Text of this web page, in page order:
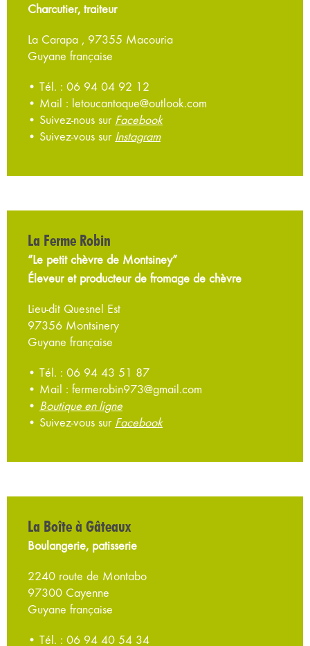
Charcutier, traiteur
La Carapa , 97355 Macouria
Guyane française
• Tél. : 06 94 04 92 12
• Mail : letoucantoque@outlook.com
• Suivez-nous sur Facebook
• Suivez-vous sur Instagram
La Ferme Robin
“Le petit chèvre de Montsiney”
Éleveur et producteur de fromage de chèvre
Lieu-dit Quesnel Est
97356 Montsinery
Guyane française
• Tél. : 06 94 43 51 87
• Mail : fermerobin973@gmail.com
• Boutique en ligne
• Suivez-vous sur Facebook
La Boîte à Gâteaux
Boulangerie, patisserie
2240 route de Montabo
97300 Cayenne
Guyane française
• Tél. : 06 94 40 54 34